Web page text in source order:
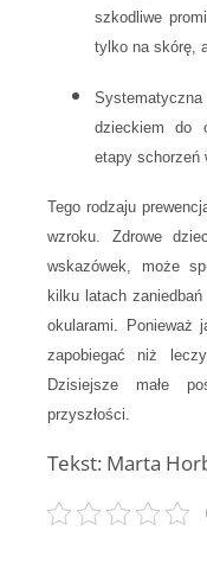
szkodliwe
tylko na skórę,
Systematyczna
dzieckiem do
etapy schorzeń
Tego rodzaju
wzroku. Zdrowe
wskazówek, może
kilku latach
okularami. Ponieważ
zapobiegać niż
Dzisiejsze małe
przyszłości.
Tekst: Marta